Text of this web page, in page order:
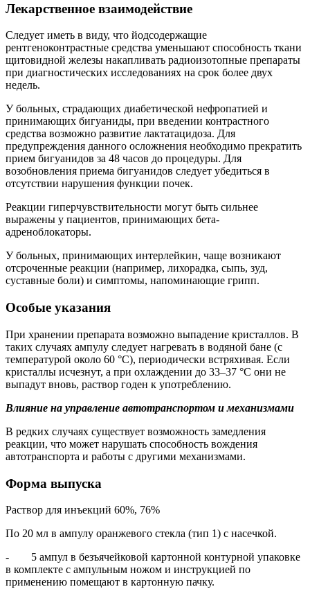
Лекарственное взаимодействие
Следует иметь в виду, что йодсодержащие
рентгеноконтрастные средства уменьшают способность ткани
щитовидной железы накапливать радиоизотопные препараты
при диагностических исследованиях на срок более двух
недель.
У больных, страдающих диабетической нефропатией и
принимающих бигуаниды, при введении контрастного
средства возможно развитие лактатацидоза. Для
предупреждения данного осложнения необходимо прекратить
прием бигуанидов за 48 часов до процедуры. Для
возобновления приема бигуанидов следует убедиться в
отсутствии нарушения функции почек.
Реакции гиперчувствительности могут быть сильнее
выражены у пациентов, принимающих бета-
адреноблокаторы.
У больных, принимающих интерлейкин, чаще возникают
отсроченные реакции (например, лихорадка, сыпь, зуд,
суставные боли) и симптомы, напоминающие грипп.
Особые указания
При хранении препарата возможно выпадение кристаллов. В
таких случаях ампулу следует нагревать в водяной бане (с
температурой около 60 °С), периодически встряхивая. Если
кристаллы исчезнут, а при охлаждении до 33–37 °C они не
выпадут вновь, раствор годен к употреблению.
Влияние на управление автотранспортом и механизмами
В редких случаях существует возможность замедления
реакции, что может нарушать способность вождения
автотранспорта и работы с другими механизмами.
Форма выпуска
Раствор для инъекций 60%, 76%
По 20 мл в ампулу оранжевого стекла (тип 1) с насечкой.
- 5 ампул в безъячейковой картонной контурной упаковке
в комплекте с ампульным ножом и инструкцией по
применению помещают в картонную пачку.